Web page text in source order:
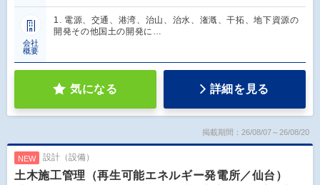
会社
概要
1. 電源、交通、港湾、治山、治水、潅漑、干拓、地下資源の
開発その他国土の開発に…
気になる 詳細を見る
掲載期間：26/08/07～26/08/20
NEW 設計（設備）
土木施工管理（再生可能エネルギー発電所／仙台）